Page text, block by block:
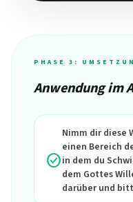
PHASE 3:
Anwendung im
check_circle
Nimm dir diese
einen Bereich
in dem du
dem Gottes
darüber und